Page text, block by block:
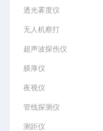
透光雾度仪
无人机察打
超声波探伤仪
膜厚仪
夜视仪
管线探测仪
测距仪